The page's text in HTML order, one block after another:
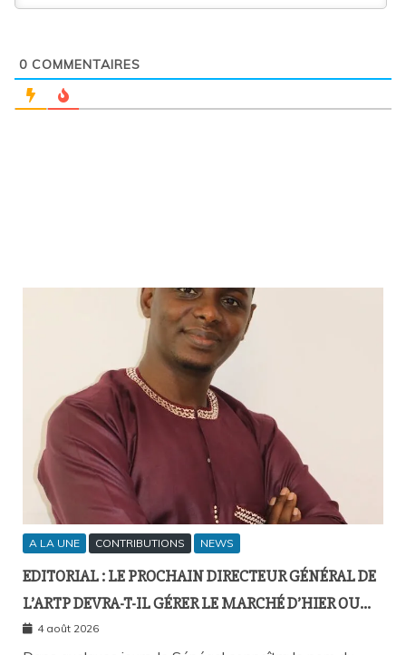
0 COMMENTAIRES
A LA UNE CONTRIBUTIONS NEWS
EDITORIAL : LE PROCHAIN DIRECTEUR GÉNÉRAL DE
L’ARTP DEVRA-T-IL GÉRER LE MARCHÉ D’HIER OU
CELUI DE DEMAIN ?
4 août 2026